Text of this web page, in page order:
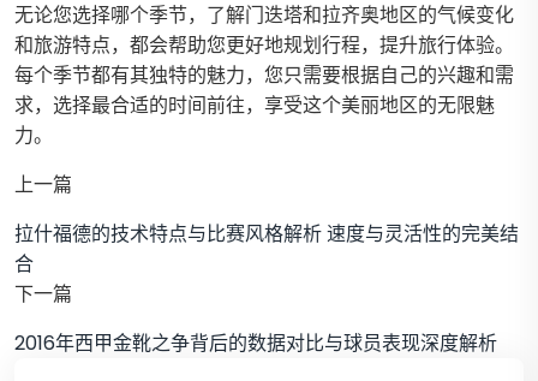
无论您选择哪个季节，了解门迭塔和拉齐奥地区的气候变化
和旅游特点，都会帮助您更好地规划行程，提升旅行体验。
每个季节都有其独特的魅力，您只需要根据自己的兴趣和需
求，选择最合适的时间前往，享受这个美丽地区的无限魅
力。
上一篇
拉什福德的技术特点与比赛风格解析 速度与灵活性的完美结
合
下一篇
2016年西甲金靴之争背后的数据对比与球员表现深度解析